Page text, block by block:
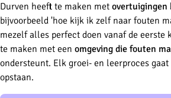
Durven heeft te maken met overtuigingen
bijvoorbeeld 'hoe kijk ik zelf naar fouten
mezelf alles perfect doen vanaf de eerste
te maken met een omgeving die fouten
ondersteunt. Elk groei- en leerproces
opstaan.